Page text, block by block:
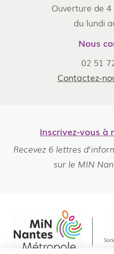
Ouverture de
du lundi
Nous
02 51
Contactez-
Inscrivez-vous à
Recevez 6 lettres
sur le MIN